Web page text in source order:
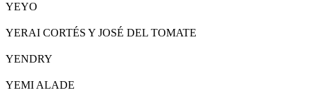
YEYO
YERAI CORTÉS Y JOSÉ DEL TOMATE
YENDRY
YEMI ALADE